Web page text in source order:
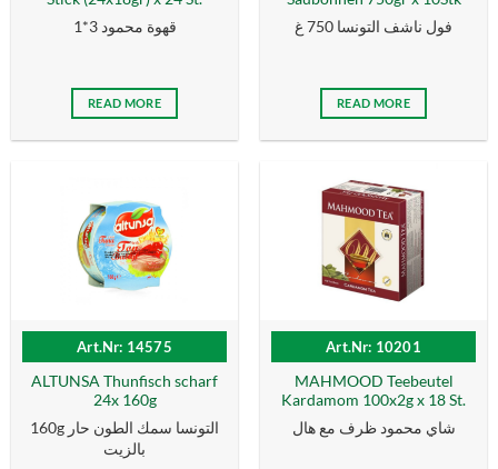
قهوة محمود 3*1
READ MORE
فول ناشف التونسا 750 غ
READ MORE
Art.Nr: 14575
ALTUNSA Thunfisch scharf
24x 160g
160g التونسا سمك الطون حار
بالزیت
Art.Nr: 10201
MAHMOOD Teebeutel
Kardamom 100x2g x 18 St.
شاي محمود ظرف مع هال